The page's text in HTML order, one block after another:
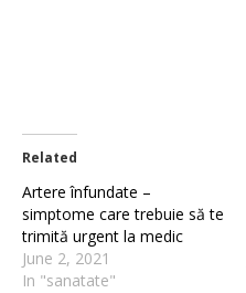
Related
Artere înfundate –
simptome care trebuie să te
trimită urgent la medic
June 2, 2021
In "sanatate"